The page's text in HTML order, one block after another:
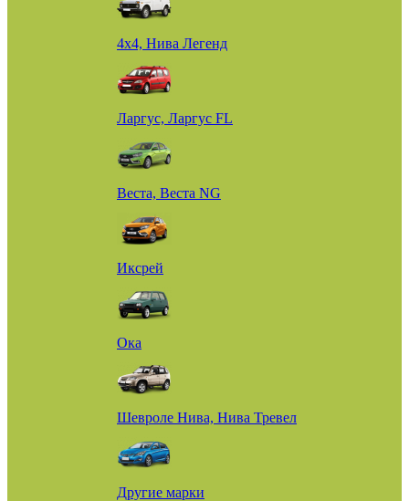
4х4, Нива Легенд
Ларгус, Ларгус FL
Веста, Веста NG
Иксрей
Ока
Шевроле Нива, Нива Тревел
Другие марки